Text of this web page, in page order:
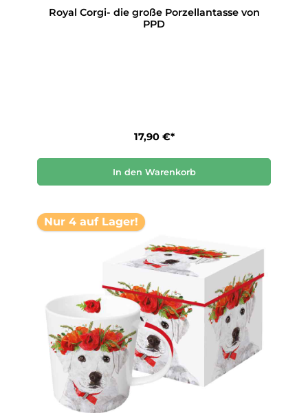
Royal Corgi- die große Porzellantasse von
PPD
17,90 €*
In den Warenkorb
Nur 4 auf Lager!